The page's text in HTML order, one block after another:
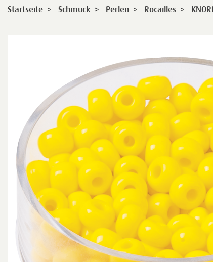
Startseite > Schmuck > Perlen > Rocailles >